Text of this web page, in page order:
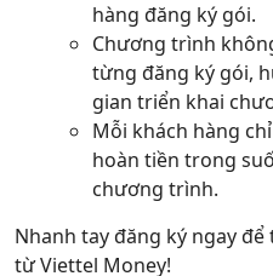
hàng đăng ký gói.
Chương trình
từng đăng ký gói,
gian triển khai
Mỗi khách hàng
hoàn tiền trong
chương trình.
Nhanh tay đăng ký ngay
từ Viettel Money!